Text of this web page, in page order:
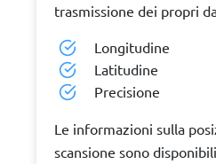
trasmissione dei propri
Longitudine
Latitudine
Precisione
Le informazioni sulla
scansione sono